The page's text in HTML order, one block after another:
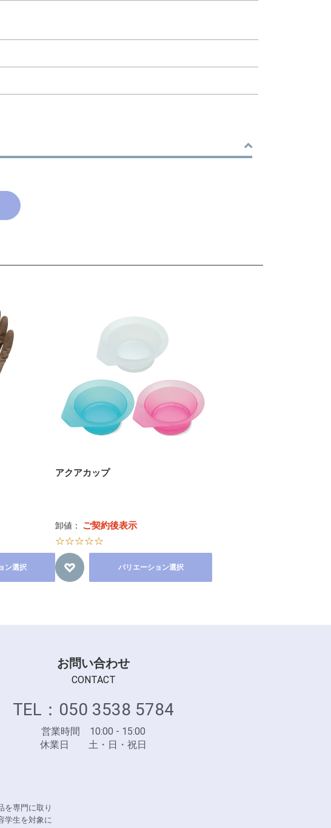
ン選択
アクアカップ
卸値： ご契約後表示
☆☆☆☆☆
バリエーション選択
お問い合わせ
CONTACT
TEL：050 3538 5784
営業時間 10:00 - 15:00
休業日 土・日・祝日
を専門に取り
学生を対象に